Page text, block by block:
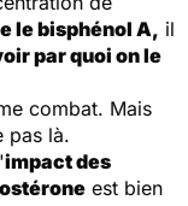
le bisphénol A, il
par quoi on le
combat. Mais
pas là.
impact des
est bien